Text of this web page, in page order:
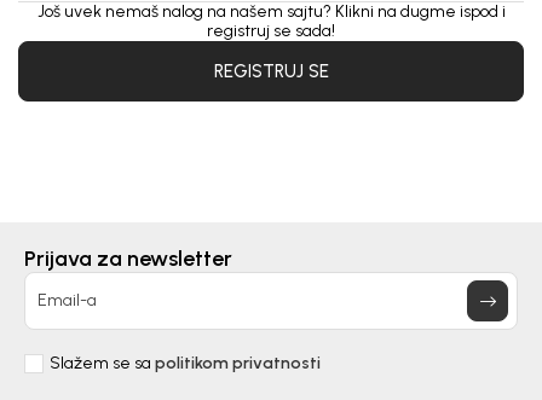
Još uvek nemaš nalog na našem sajtu? Klikni na dugme ispod i
registruj se sada!
REGISTRUJ SE
Prijava za newsletter
Email-a
Slažem se sa politikom privatnosti